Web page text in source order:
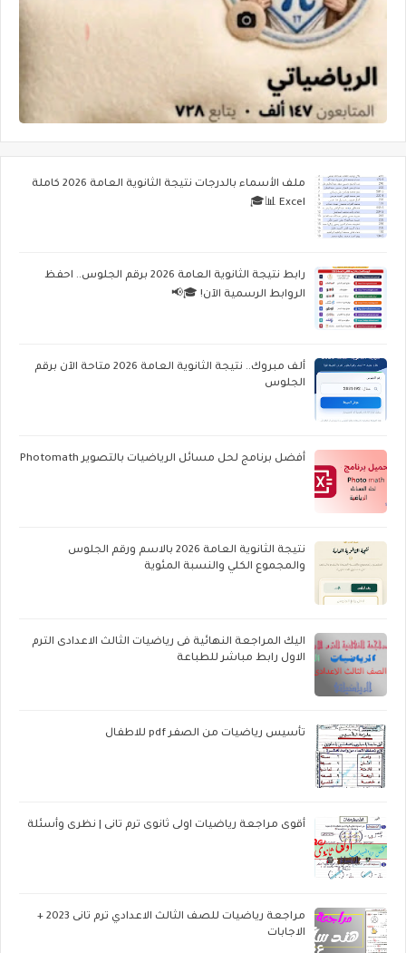
ملف الأسماء بالدرجات نتيجة الثانوية العامة 2026 كاملة
Excel 📊🎓
رابط نتيجة الثانوية العامة 2026 برقم الجلوس.. احفظ
الروابط الرسمية الآن! 🎓📢
ألف مبروك.. نتيجة الثانوية العامة 2026 متاحة الآن برقم
الجلوس
أفضل برنامج لحل مسائل الرياضيات بالتصوير Photomath
نتيجة الثانوية العامة 2026 بالاسم ورقم الجلوس
والمجموع الكلي والنسبة المئوية
اليك المراجعة النهائية فى رياضيات الثالث الاعدادى الترم
الاول رابط مباشر للطباعة
تأسيس رياضيات من الصفر pdf للاطفال
أقوى مراجعة رياضيات اولى ثانوى ترم تانى | نظرى وأسئلة
مراجعة رياضيات للصف الثالث الاعدادي ترم تانى 2023 +
الاجابات